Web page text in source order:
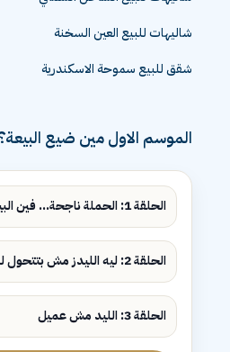
شاليهات للبيع الساحل الشمالي
شاليهات للبيع العين السخنة
شقق للبيع سموحة الاسكندرية
الموسم الاول مين ضيع البيعة؟